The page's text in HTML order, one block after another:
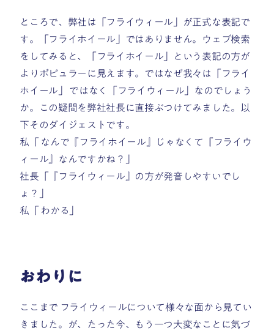
ところで、弊社は「フライウィール」が正式な表記で
す。「フライホイール」ではありません。ウェブ検索
をしてみると、「フライホイール」という表記の方が
よりポピュラーに見えます。ではなぜ我々は「フライ
ホイール」 ではなく「フライウィール」なのでしょう
か。この疑問を弊社社長に直接ぶつけてみました。以
下そのダイジェストです。
私「 なんで『フライホイール』じゃなくて『フライウ
ィール』なんですかね？」
社長「『フライウィール』の方が発音しやすいでし
ょ？」
私「 わかる」
おわりに
ここまで フライウィールについて様々な面から見てい
きました。が、たった今、もう一つ大変なことに気づ